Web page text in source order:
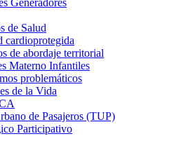
Generadores
de Salud
cardioprotegida
de abordaje territorial
Materno Infantiles
problemáticos
de la Vida
de Pasajeros (TUP)
Participativo